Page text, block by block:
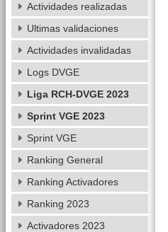
Actividades realizadas
Ultimas validaciones
Actividades invalidadas
Logs DVGE
Liga RCH-DVGE 2023
Sprint VGE 2023
Sprint VGE
Ranking General
Ranking Activadores
Ranking 2023
Activadores 2023